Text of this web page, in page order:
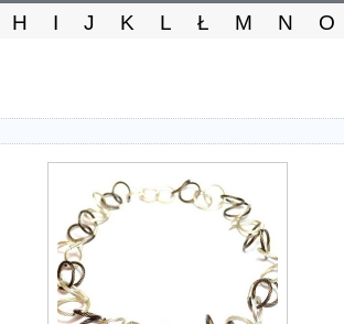
H I J K L Ł M N O